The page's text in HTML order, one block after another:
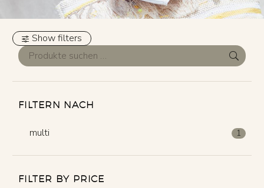
Show filters
FILTERN NACH
multi 1
FILTER BY PRICE